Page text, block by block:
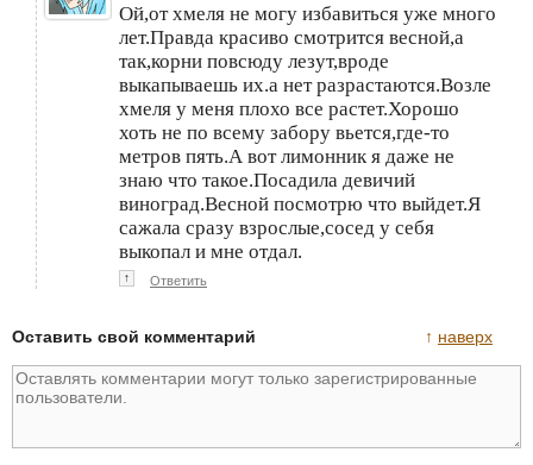
Ой,от хмеля не могу избавиться уже много
лет.Правда красиво смотрится весной,а
так,корни повсюду лезут,вроде
выкапываешь их.а нет разрастаются.Возле
хмеля у меня плохо все растет.Хорошо
хоть не по всему забору вьется,где-то
метров пять.А вот лимонник я даже не
знаю что такое.Посадила девичий
виноград.Весной посмотрю что выйдет.Я
сажала сразу взрослые,сосед у себя
выкопал и мне отдал.
↑ Ответить
↑ наверх
Оставить свой комментарий